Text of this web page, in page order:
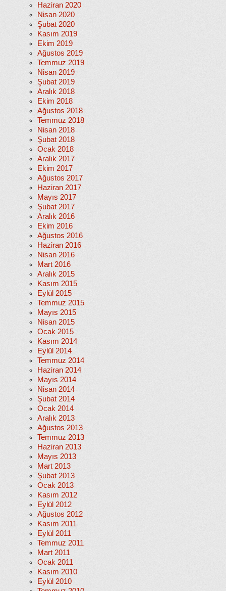
Haziran 2020
Nisan 2020
Şubat 2020
Kasım 2019
Ekim 2019
Ağustos 2019
Temmuz 2019
Nisan 2019
Şubat 2019
Aralık 2018
Ekim 2018
Ağustos 2018
Temmuz 2018
Nisan 2018
Şubat 2018
Ocak 2018
Aralık 2017
Ekim 2017
Ağustos 2017
Haziran 2017
Mayıs 2017
Şubat 2017
Aralık 2016
Ekim 2016
Ağustos 2016
Haziran 2016
Nisan 2016
Mart 2016
Aralık 2015
Kasım 2015
Eylül 2015
Temmuz 2015
Mayıs 2015
Nisan 2015
Ocak 2015
Kasım 2014
Eylül 2014
Temmuz 2014
Haziran 2014
Mayıs 2014
Nisan 2014
Şubat 2014
Ocak 2014
Aralık 2013
Ağustos 2013
Temmuz 2013
Haziran 2013
Mayıs 2013
Mart 2013
Şubat 2013
Ocak 2013
Kasım 2012
Eylül 2012
Ağustos 2012
Kasım 2011
Eylül 2011
Temmuz 2011
Mart 2011
Ocak 2011
Kasım 2010
Eylül 2010